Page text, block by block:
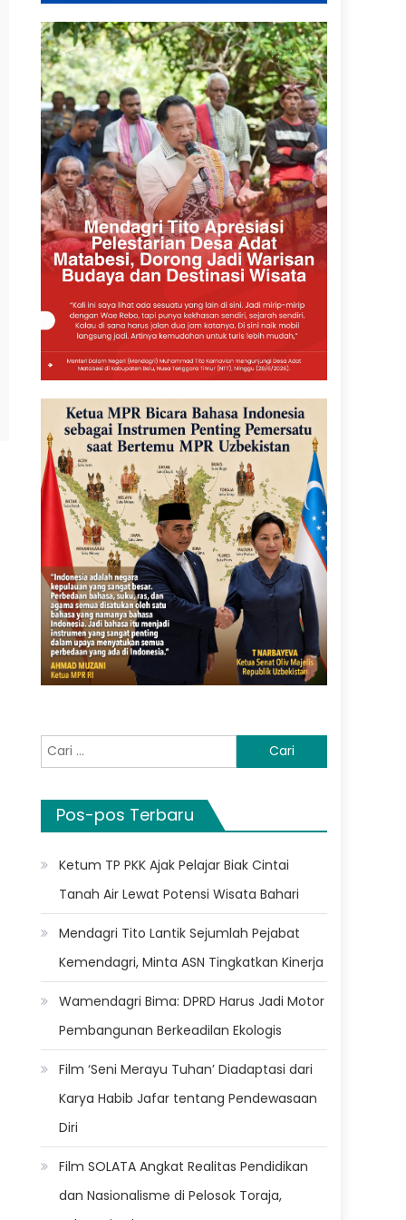
Cari
untuk:
Pos-pos Terbaru
Ketum TP PKK Ajak Pelajar Biak Cintai
Tanah Air Lewat Potensi Wisata Bahari
Mendagri Tito Lantik Sejumlah Pejabat
Kemendagri, Minta ASN Tingkatkan Kinerja
Wamendagri Bima: DPRD Harus Jadi Motor
Pembangunan Berkeadilan Ekologis
Film ‘Seni Merayu Tuhan’ Diadaptasi dari
Karya Habib Jafar tentang Pendewasaan
Diri
Film SOLATA Angkat Realitas Pendidikan
dan Nasionalisme di Pelosok Toraja,